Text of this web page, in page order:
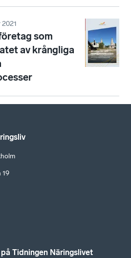
2021
som
av krångliga
19
Tidningen Näringslivet